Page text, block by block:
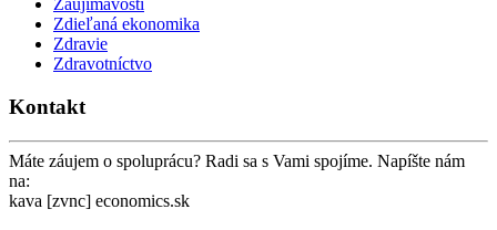
Zaujímavosti
Zdieľaná ekonomika
Zdravie
Zdravotníctvo
Kontakt
Máte záujem o spoluprácu? Radi sa s Vami spojíme. Napíšte nám
na:
kava [zvnc] economics.sk